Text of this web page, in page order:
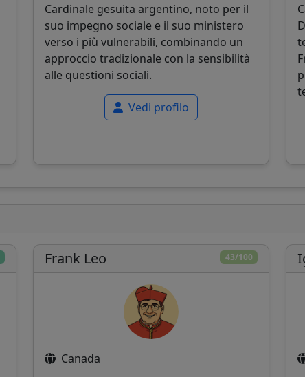
Cardinale gesuita argentino, noto per il
suo impegno sociale e il suo ministero
verso i più vulnerabili, combinando un
approccio tradizionale con la sensibilità
alle questioni sociali.
Vedi profilo
43/100
Frank Leo
Canada